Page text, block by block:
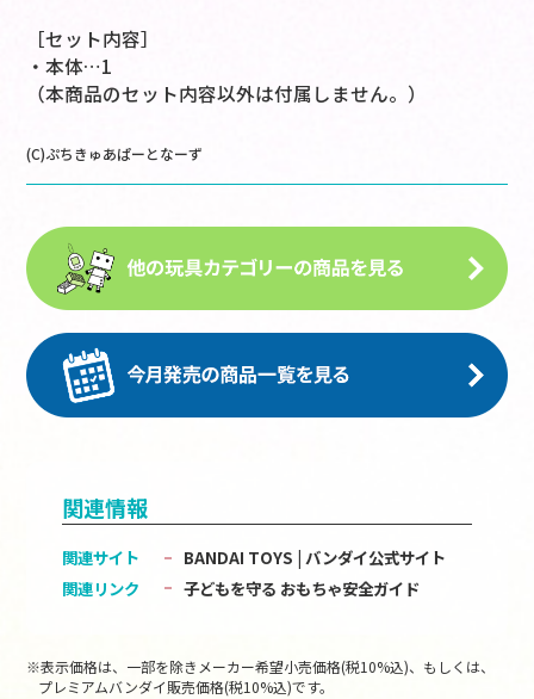
［セット内容］
・本体…1
（本商品のセット内容以外は付属しません。）
(C)ぷちきゅあぱーとなーず
関連情報
関連サイト
BANDAI TOYS | バンダイ公式サイト
関連リンク
子どもを守る おもちゃ安全ガイド
※表示価格は、一部を除きメーカー希望小売価格(税10%込)、もしくは、
プレミアムバンダイ販売価格(税10%込)です。